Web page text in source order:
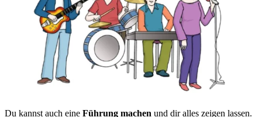
Du kannst auch eine Führung machen und dir alles zeigen lassen.